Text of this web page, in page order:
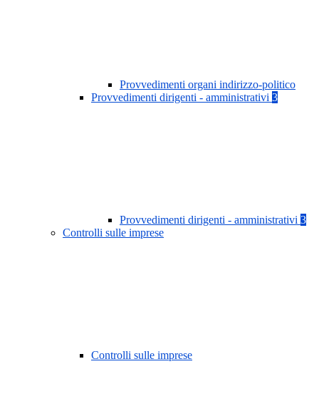
Provvedimenti organi indirizzo-politico
Provvedimenti dirigenti - amministrativi 3
Provvedimenti dirigenti - amministrativi 3
Controlli sulle imprese
Controlli sulle imprese